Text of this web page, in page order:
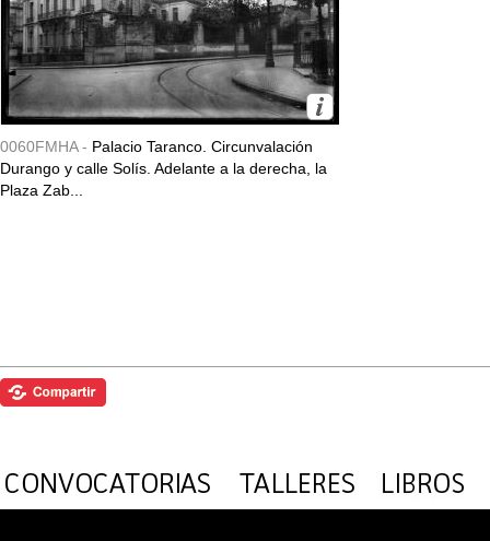
0060FMHA - Palacio Taranco. Circunvalación
Durango y calle Solís. Adelante a la derecha, la
Plaza Zab...